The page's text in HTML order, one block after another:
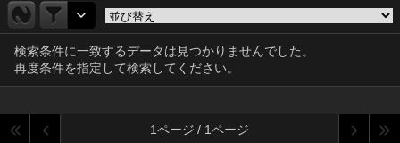
検索条件に一致するデータは見つかりませんでした。
再度条件を指定して検索してください。
1ページ / 1ページ